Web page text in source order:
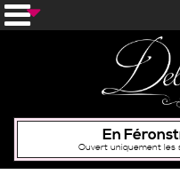
En
Ouvert uniquement les